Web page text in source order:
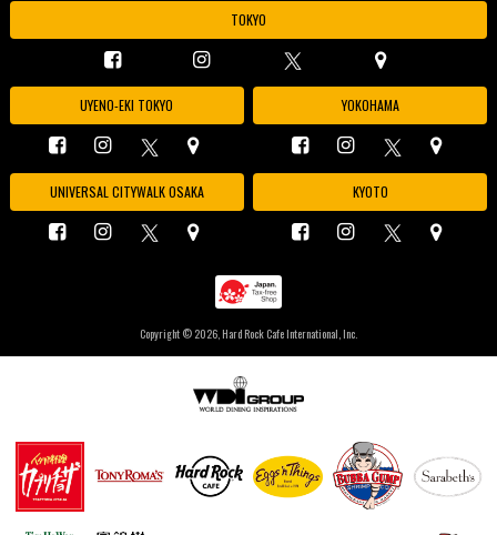
TOKYO
UYENO-EKI TOKYO YOKOHAMA
UNIVERSAL CITYWALK OSAKA KYOTO
Copyright © 2026, Hard Rock Cafe International, Inc.